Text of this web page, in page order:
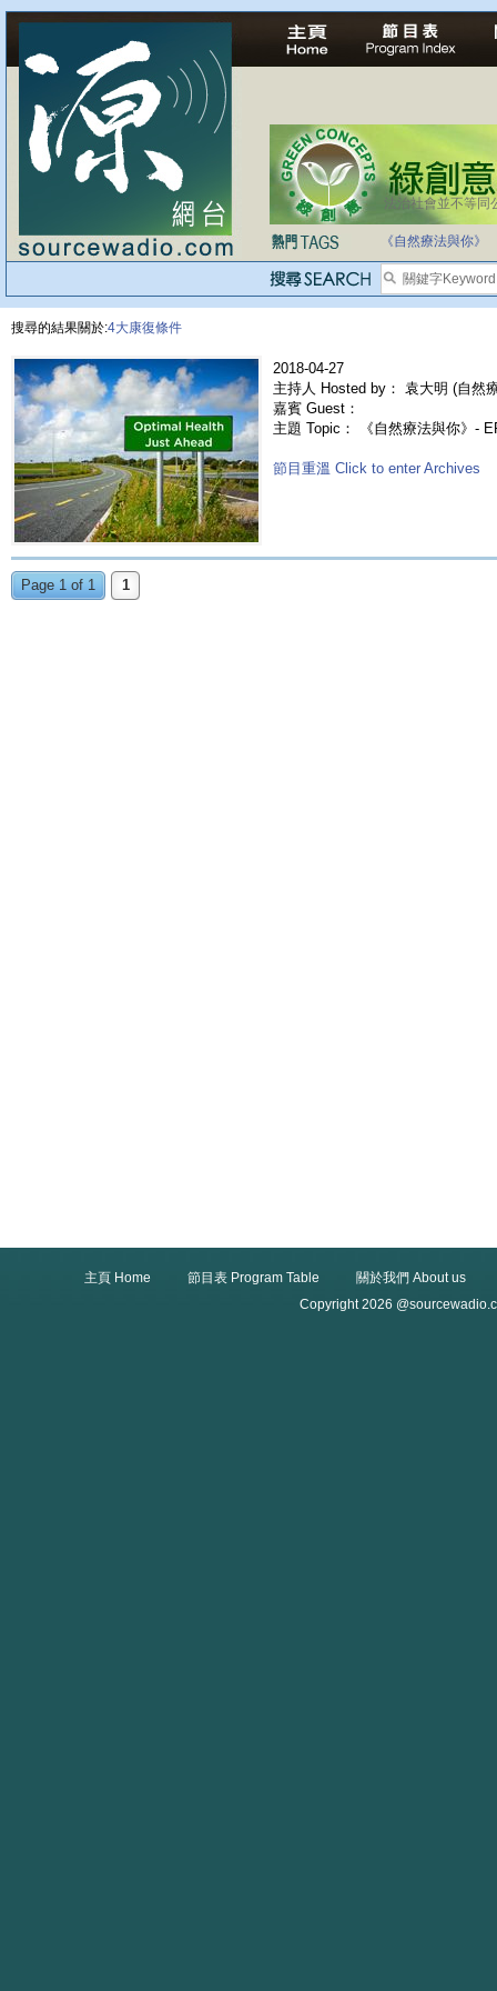
法治社會並不等同
《自然療法與你》
搜尋的結果關於:4大康復條件
2018-04-27
主持人 Hosted by： 袁大明 (自然
嘉賓 Guest：
主題 Topic： 《自然療法與你》-
節目重溫 Click to enter Archives
Page 1 of 1 1
主頁 Home 節目表 Program Table
關於我們 About us
Copyright 2026